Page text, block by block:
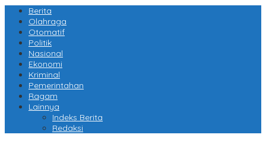
Berita
Olahraga
Otomatif
Politik
Nasional
Ekonomi
Kriminal
Pemerintahan
Ragam
Lainnya
Indeks Berita
Redaksi